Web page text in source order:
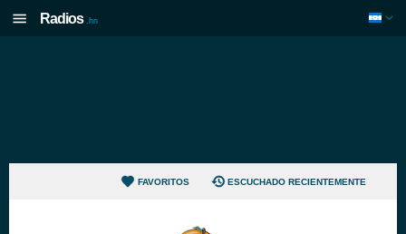
Radios .hn
FAVORITOS ESCUCHADO RECIENTEMENTE